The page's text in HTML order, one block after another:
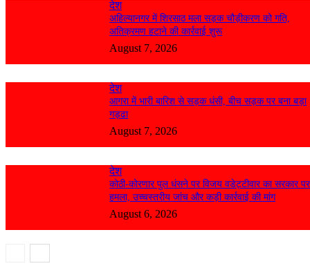
देश
अहिल्यानगर में शिरसाठ मला सड़क चौड़ीकरण को गति,
अतिक्रमण हटाने की कार्रवाई शुरू
August 7, 2026
देश
आगरा में भारी बारिश से सड़क धंसी, बीच सड़क पर बना बड़ा
गड्ढा
August 7, 2026
देश
कोठी-कोरणार पुल धंसने पर विजय वडेट्टीवार का सरकार पर
हमला, उच्चस्तरीय जांच और कड़ी कार्रवाई की मांग
August 6, 2026